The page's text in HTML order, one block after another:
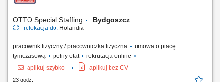
technicznych i kontroli stanu technicznego pojazdów, serwisowanie
OTTO Special Staffing Bydgoszcz
relokacja do: Holandia
pracownik fizyczny / pracowniczka fizyczna
umowa o pracę
tymczasową
pełny etat
rekrutacja online
aplikuj szybko
aplikuj bez CV
23 godz.